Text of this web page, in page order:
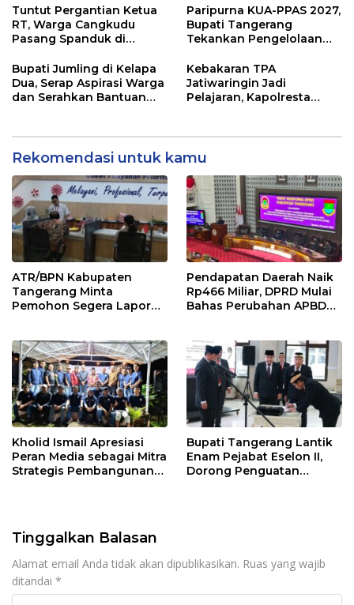
Didorong Terapkan SNI
Tuntut Pergantian Ketua
RT, Warga Cangkudu
Pasang Spanduk di
Paripurna KUA-PPAS 2027,
Bupati Tangerang
Tekankan Pengelolaan
Dampak El Nino
Bupati Jumling di Kelapa
Dua, Serap Aspirasi Warga
dan Serahkan Bantuan
Kebakaran TPA
Jatiwaringin Jadi
Pelajaran, Kapolresta
Ditingkatkan
Rekomendasi untuk kamu
ATR/BPN Kabupaten
Tangerang Minta
Pemohon Segera Lapor
Pendapatan Daerah Naik
Rp466 Miliar, DPRD Mulai
Bahas Perubahan APBD
Kholid Ismail Apresiasi
Peran Media sebagai Mitra
Strategis Pembangunan
Bupati Tangerang Lantik
Enam Pejabat Eselon II,
Dorong Penguatan
Tinggalkan Balasan
Alamat email Anda tidak akan dipublikasikan. Ruas yang wajib
ditandai *